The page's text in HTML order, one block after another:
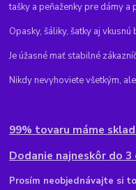
tašky a peňaženky pre dámy a
Opasky, šáliky, šatky aj vkusnú
Je úžasné mať stabilné
Nikdy nevyhoviete všetkým,
99% tovaru máme
Dodanie najneskôr do 3
Prosím neobjednávajte si